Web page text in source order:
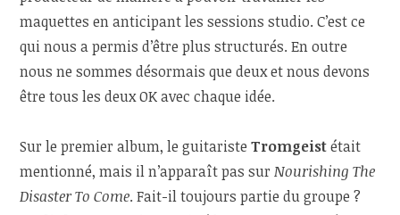
maquettes en anticipant les sessions studio. C’est ce
qui nous a permis d’être plus structurés. En outre
nous ne sommes désormais que deux et nous devons
être tous les deux OK avec chaque idée.
Sur le premier album, le guitaristeTromgeistétait
mentionné, mais il n’apparaît pas surNourishing The
Disaster To Come. Fait-il toujours partie du groupe ?